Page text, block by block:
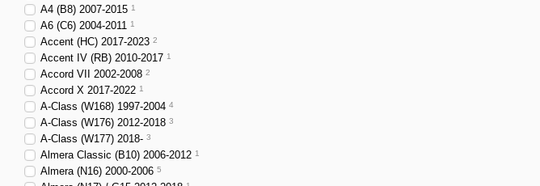
A4 (B8) 2007-2015 1
A6 (C6) 2004-2011 1
Accent (HC) 2017-2023 2
Accent IV (RB) 2010-2017 1
Accord VII 2002-2008 2
Accord X 2017-2022 1
A-Class (W168) 1997-2004 4
A-Class (W176) 2012-2018 3
A-Class (W177) 2018- 3
Almera Classic (B10) 2006-2012 1
Almera (N16) 2000-2006 5